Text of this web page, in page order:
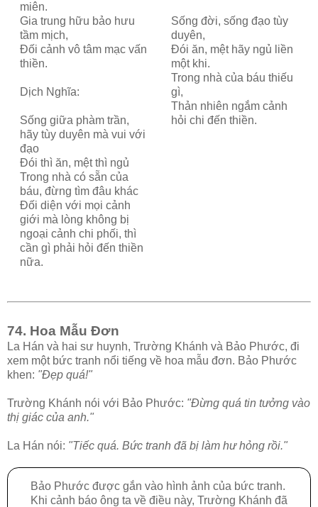
miên.
Gia trung hữu bảo hưu
tầm mịch,
Đối cảnh vô tâm mạc vấn
thiền.
Dịch Nghĩa:
Sống giữa phàm trần,
hãy tùy duyên mà vui với
đạo
Đói thì ăn, mệt thì ngủ
Trong nhà có sẵn của
báu, đừng tìm đâu khác
Đối diện với mọi cảnh
giới mà lòng không bị
ngoại cảnh chi phối, thì
cần gì phải hỏi đến thiền
nữa.
Sống đời, sống đạo tùy
duyên,
Đói ăn, mệt hãy ngủ liền
một khi.
Trong nhà của báu thiếu
gì,
Thản nhiên ngắm cảnh
hỏi chi đến thiền.
74. Hoa Mẫu Đơn
La Hán và hai sư huynh, Trường Khánh và Bảo Phước, đi
xem một bức tranh nổi tiếng về hoa mẫu đơn. Bảo Phước
khen: "Đẹp quá!"
Trường Khánh nói với Bảo Phước: "Đừng quá tin tưởng vào
thị giác của anh."
La Hán nói: "Tiếc quá. Bức tranh đã bị làm hư hỏng rồi."
Bảo Phước được gắn vào hình ảnh của bức tranh.
Khi cảnh báo ông ta về điều này, Trường Khánh đã